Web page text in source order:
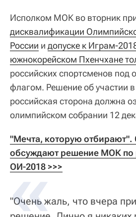
Исполком МОК во вторник
дисквалификации
России и допуске к Играм-
южнокорейском Пхенчхане
российских спортсменов под
флагом. Решение об участии
российская сторона должна
олимпийском собрании 12
"Мечта, которую
обсуждают решение МОК по
ОИ-2018 >>>
"Очень жаль, что вчера